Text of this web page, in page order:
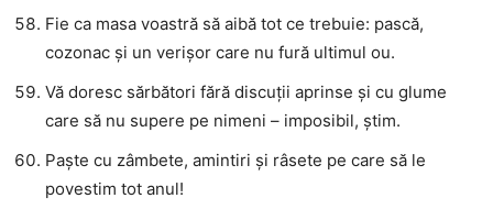
Fie ca masa voastră să aibă tot ce trebuie: pască,
cozonac și un verișor care nu fură ultimul ou.
Vă doresc sărbători fără discuții aprinse și cu glume
care să nu supere pe nimeni – imposibil, știm.
Paște cu zâmbete, amintiri și râsete pe care să le
povestim tot anul!